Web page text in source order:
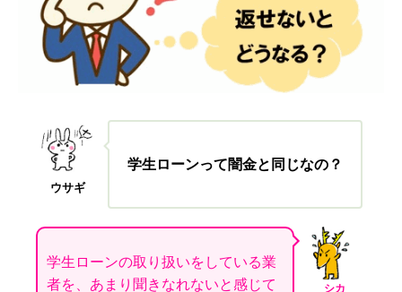
ウサギ
学生ローンって闇金と同じなの？
シカ
学生ローンの取り扱いをしている業
者を、あまり聞きなれないと感じて